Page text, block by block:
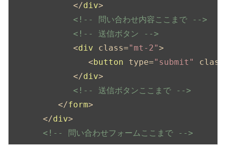
</div>
<!-- 問い合わせ内容ここまで -->
<!-- 送信ボタン -->
<div class="mt-2">
<button type="submit" class
</div>
<!-- 送信ボタンここまで -->
</form>
</div>
<!-- 問い合わせフォームここまで -->